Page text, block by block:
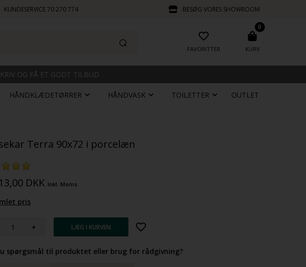
KUNDESERVICE70 270 774 BESØG VORES SHOWROOM
FAVORITTER
0
KURV
OG FÅ ET GODT TILBUD
HÅNDKLÆDETØRRER HÅNDVASK TOILETTER OUTLET
Terra 90x72 i porcelæn
DKK Inkl. Moms
pris
+
spørgsmål til produktet eller brug for rådgivning?